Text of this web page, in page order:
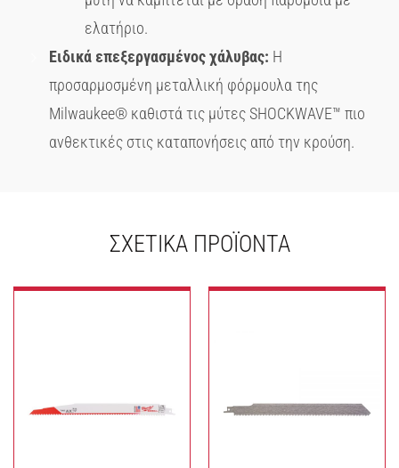
ελατήριο.
Ειδικά επεξεργασμένος χάλυβας: Η
προσαρμοσμένη μεταλλική φόρμουλα της
Milwaukee® καθιστά τις μύτες SHOCKWAVE™ πιο
ανθεκτικές στις καταπονήσεις από την κρούση.
ΣΧΕΤΙΚΆ ΠΡΟΪΌΝΤΑ